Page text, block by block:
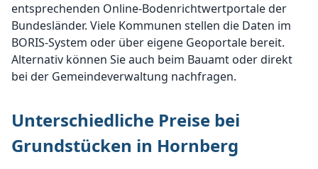
entsprechenden Online-Bodenrichtwertportale der
Bundesländer. Viele Kommunen stellen die Daten im
BORIS-System oder über eigene Geoportale bereit.
Alternativ können Sie auch beim Bauamt oder direkt
bei der Gemeindeverwaltung nachfragen.
Unterschiedliche Preise bei
Grundstücken in Hornberg